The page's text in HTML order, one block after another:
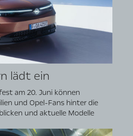
lädt ein
am 20. Juni können
und Opel-Fans hinter die
und aktuelle Modelle